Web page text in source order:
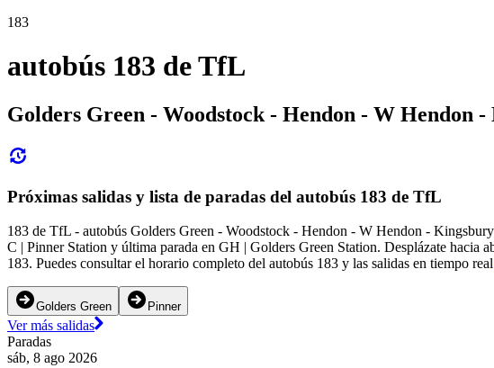
183
autobús 183 de TfL
Golders Green - Woodstock - Hendon - W
Próximas salidas y lista de paradas del autobús 183 de TfL
183 de TfL - autobús Golders Green - Woodstock - Hendon - W Hendon -
C | Pinner Station y última parada en GH | Golders Green Station. Desplázate hacia
183. Puedes consultar el horario completo del autobús 183 y las salidas en tiempo real
Golders Green Pinner
Ver más salidas
Paradas
sáb, 8 ago 2026